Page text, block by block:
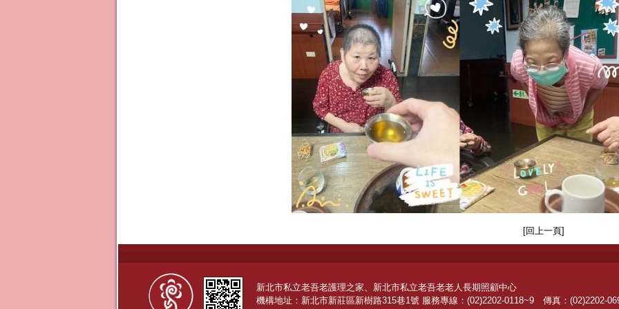
[回上一頁]
新北市私立老吾老護理之家、新北市私立老吾老老人長期照顧中心
機構地址：新北市新莊區新樹路315巷1號 服務專線：(02)2202-0118~9 傳真：(02)2202-